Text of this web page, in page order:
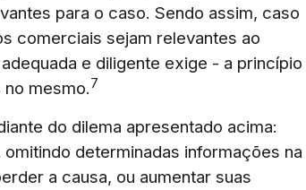
para o caso. Sendo assim, caso
comerciais sejam relevantes ao
e diligente exige - a
mesmo.7
do dilema apresentado acima:
determinadas informações na
a causa, ou aumentar suas